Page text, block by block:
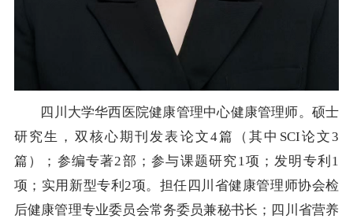
四川大学华西医院健康管理中心健康管理师。硕士
研究生，双核心期刊发表论文4篇（其中SCI论文3
篇）；参编专著2部；参与课题研究1项；发明专利1
项；实用新型专利2项。担任四川省健康管理师协会检
后健康管理专业委员会常务委员兼秘书长；四川省营养